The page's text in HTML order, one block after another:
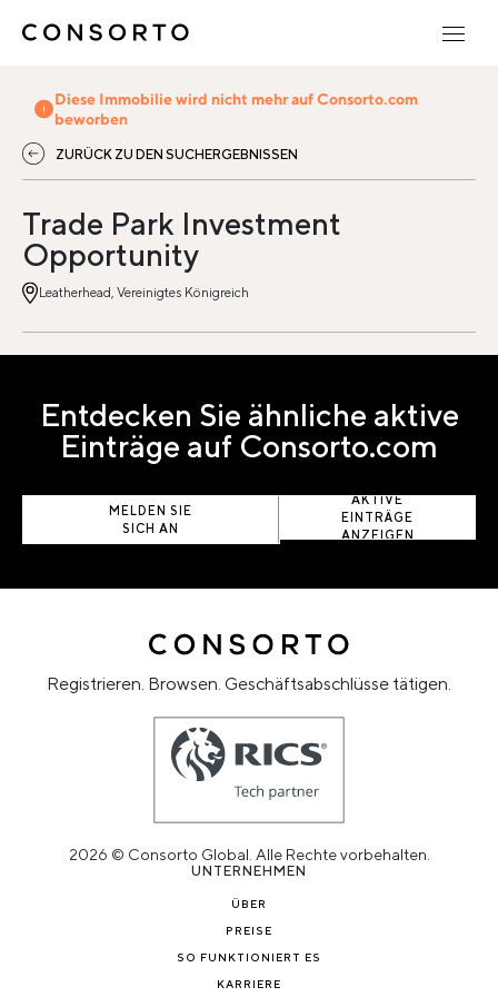
Diese Immobilie wird nicht mehr auf Consorto.com
beworben
ZURÜCK ZU DEN SUCHERGEBNISSEN
Trade Park Investment
Opportunity
Leatherhead, Vereinigtes Königreich
Entdecken Sie ähnliche aktive
Einträge auf Consorto.com
MELDEN SIE
SICH AN
AKTIVE
EINTRÄGE
ANZEIGEN
Registrieren. Browsen. Geschäftsabschlüsse tätigen.
2026 © Consorto Global. Alle Rechte vorbehalten.
UNTERNEHMEN
ÜBER
PREISE
SO FUNKTIONIERT ES
KARRIERE